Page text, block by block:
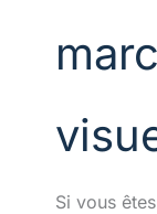
Si vous